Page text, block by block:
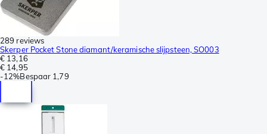
289 reviews
Skerper Pocket Stone diamant/keramische slijpsteen, SO003
€ 13,16
€ 14,95
-12%Bespaar 1,79